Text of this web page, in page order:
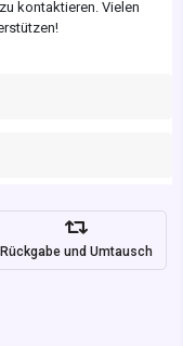
kontaktieren. Vielen
Rückgabe und Umtausch